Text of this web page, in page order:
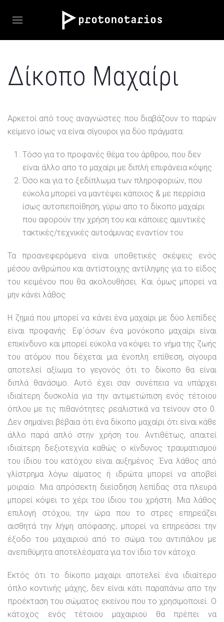
Δίκοπο Μαχαίρι
Αρκετοί από τους αναγνώστες που διαβάζουν το παρών
κείμενο ίσως να είναι σίγουροι για δύο πράγματα:
Τόσο για το προφανές θέμα του άρθρου, που δεν
είναι άλλο απο το μαχαίρι με διπλή επιφάνεια κόψης.
Όσο και για το ξεδίπλωμα των πληροφοριών, που
εύκολα μπορεί να μαντέψει κάποιος & με περρίσια
ίσως αυτοπεποίθηση, γύρω απο το δίκοπο μαχαίρι
που αφορούν την χρήση του και κάποιες αμυντικές
τακτικές/τεχνικές αυτοάμυνας εναντίον του.
Τα προανεφερόμενα είναι υποθετικές σκέψεις ενός
μέσου ανθρώπου και αντίστοιχης αντίληψης για το είδος
του κειμένου που θα ακολουθήσει. Και όμως μπορεί να
μην κάνει λάθος.
Η ζημιά που μπορεί να κάνει ένα μαχαίρι με δύο λεπίδες
είναι προφανής. Εφ´όσων ένα μονόκοπο μαχαίρι είναι
επικίνδυνο και μπορεί εύκολα να κόψει το νήμα της ζωής
του ατόμου που δέχεται μια ένοπλη επίθεση, σίγουρα
αποτελεί αξίωμα το γεγονός ότι το δίκοπο θα είναι
διπλά θανάσιμο. Αυτό έχει σαν συνέπεια να υπάρχει
ιδιαίτερη δυσκολία για την αντιμετώπιση ενός τέτοιου
όπλου με τις πιθανότητες ρεαλιστικά να τείνουν στο 0.
Δεν σημαίνει βέβαια ότι ένα δίκοπο μαχαίρι ότι είναι κάθε
άλλο παρά απλό στην χρήση του. Αντιθέτως, απαιτεί
ιδιαίτερη δεξιοτεχνία καθώς ο κίνδυνος τραυματισμού
του ίδιου του κατόχου είναι αυξημένος .Ένα λάθος από
γλίστρημα λόγω αίματος ή ιδρώτα μπορεί να αποβεί
μοιραίο. Μια απρόσεκτη διείσδηση λεπίδας στα πλευρά
μπορεί κόψει το χέρι του ίδιου του χρήστη. Μια λάθος
επιλογή στόχου, την ώρα που το στρες επηρεάζει
αισθητά την λήψη απόφασης, μπορεί να επηρεάσει την
έξοδο του μαχαιριού από το σώμα του αντιπάλου με
ανεπιθύμητα αποτελέσματα για τον ίδιο τον κάτοχο.
Εκτός ότι το δίκοπο μαχαίρι αποτελεί ένα ιδιαίτερο
όπλο κοντινής μάχης, δεν είναι κάτι παραπάνω απο την
προέκταση του σώματος εκείνου που το χρησιμοποιεί. Ο
κάτοχος ενός τέτοιου μαχαιριού θα πρέπει να